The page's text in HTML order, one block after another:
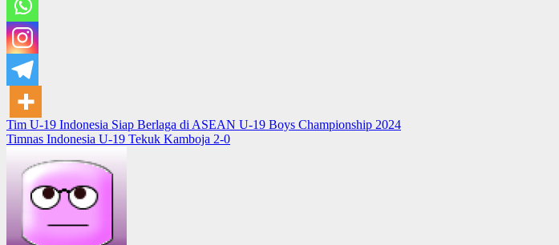
Post
navigation
Tim U-19 Indonesia Siap Berlaga di ASEAN U-19 Boys Championship 2024
Timnas Indonesia U-19 Tekuk Kamboja 2-0